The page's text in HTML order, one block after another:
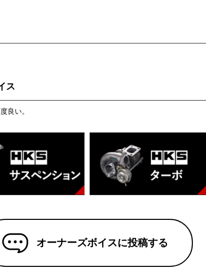
ス
良い。
オーナーズボイスに投稿する